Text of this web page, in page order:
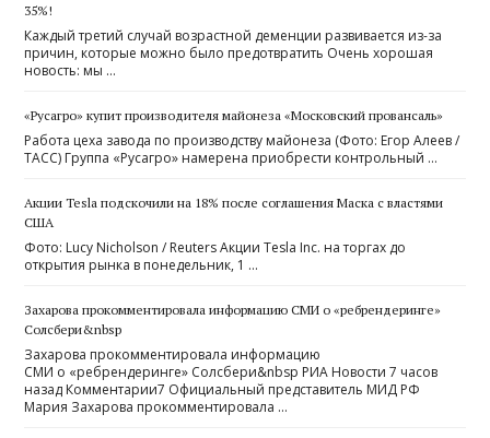
35%!
Каждый третий случай возрастной деменции развивается из-за
причин, которые можно было предотвратить Очень хорошая
новость: мы …
«Русагро» купит производителя майонеза «Московский провансаль»
Работа цеха завода по производству майонеза (Фото: Егор Алеев /
ТАСС) Группа «Русагро» намерена приобрести контрольный …
Акции Tesla подскочили на 18% после соглашения Маска с властями
США
Фото: Lucy Nicholson / Reuters Акции Tesla Inc. на торгах до
открытия рынка в понедельник, 1 …
Захарова прокомментировала информацию СМИ о «ребрендеринге»
Солсбери&nbsp
Захарова прокомментировала информацию
СМИ о «ребрендеринге» Солсбери&nbsp РИА Новости 7 часов
назад Комментарии7 Официальный представитель МИД РФ
Мария Захарова прокомментировала …